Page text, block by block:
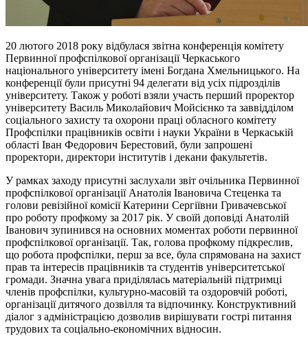
20 лютого 2018 року відбулася звітна конференція комітету
Первинної профспілкової організації Черкаського
національного університету імені Богдана Хмельницького. На
конференції були присутні 94 делегати від усіх підрозділів
університету. Також у роботі взяли участь перший проректор
університету Василь Миколайович Мойсієнко та заввідділом
соціального захисту та охорони праці обласного комітету
Профспілки працівників освіти і науки України в Черкаській
області Іван Федорович Берестовий, були запрошені
проректори, директори інститутів і декани факультетів.
У рамках заходу присутні заслухали звіт очільника Первинної
профспілкової організації Анатолія Івановича Стеценка та
голови ревізійної комісії Катерини Сергіївни Гривачевської
про роботу профкому за 2017 рік. У своїй доповіді Анатолій
Іванович зупинився на основних моментах роботи первинної
профспілкової організації. Так, голова профкому підкреслив,
що робота профспілки, перш за все, була спрямована на захист
прав та інтересів працівників та студентів університетської
громади. Значна увага приділялась матеріальній підтримці
членів профспілки, культурно-масовій та оздоровчій роботі,
організації дитячого дозвілля та відпочинку. Конструктивний
діалог з адміністрацією дозволив вирішувати гострі питання
трудових та соціально-економічних відносин.